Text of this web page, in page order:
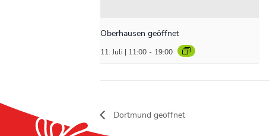
Oberhausen geöffnet
11. Juli | 11:00 - 19:00
Dortmund geöffnet